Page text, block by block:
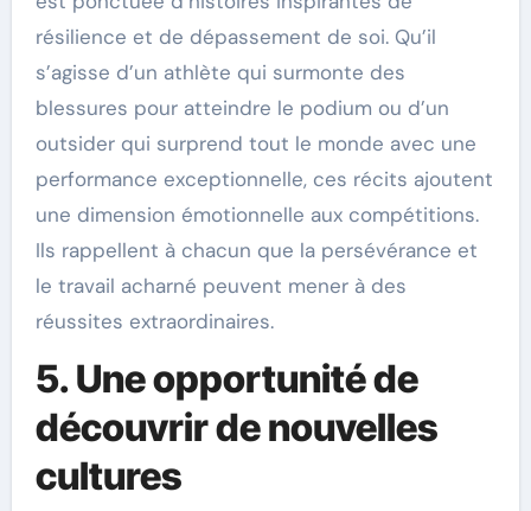
résilience et de dépassement de soi. Qu’il
s’agisse d’un athlète qui surmonte des
blessures pour atteindre le podium ou d’un
outsider qui surprend tout le monde avec une
performance exceptionnelle, ces récits ajoutent
une dimension émotionnelle aux compétitions.
Ils rappellent à chacun que la persévérance et
le travail acharné peuvent mener à des
réussites extraordinaires.
5. Une opportunité de
découvrir de nouvelles
cultures